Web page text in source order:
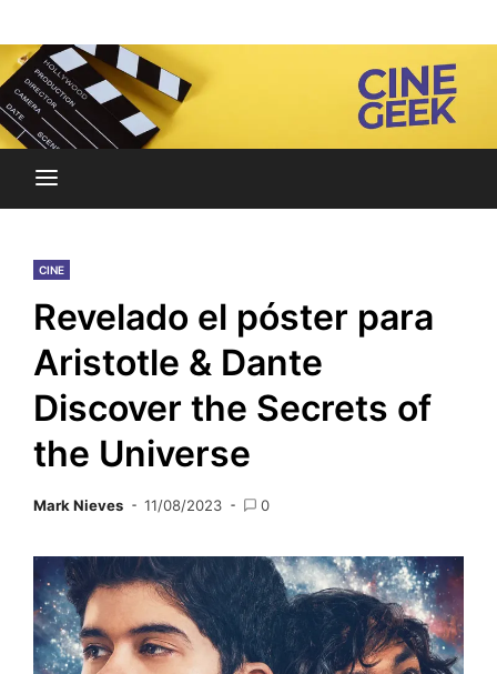
to
contentCine Geek
CINE
Revelado el póster para
Aristotle & Dante
Discover the Secrets of
the Universe
Mark Nieves 11/08/2023 0